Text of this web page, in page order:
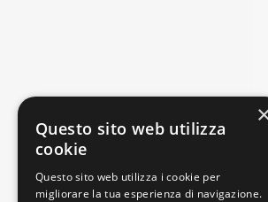
Questo sito web utilizza
cookie
Questo sito web utilizza i cookie per
migliorare la tua esperienza di navigazione.